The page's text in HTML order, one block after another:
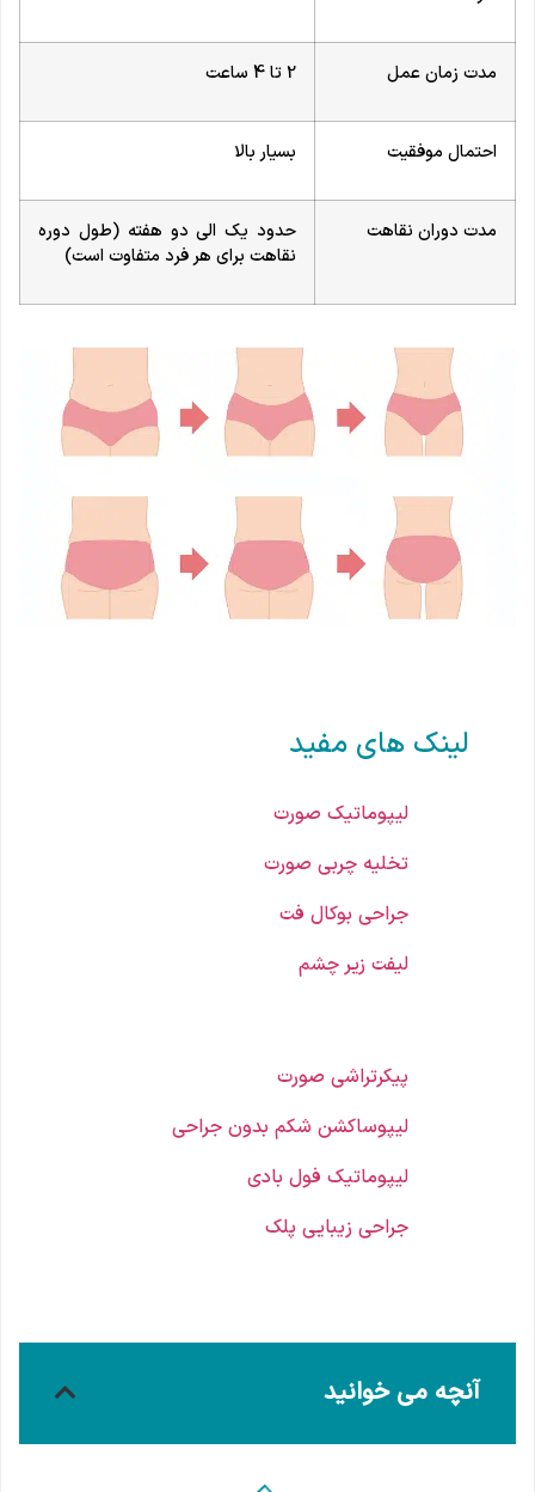
مدت زمان عمل 2 تا 4 ساعت
احتمال موفقیت بسیار بالا
مدت دوران نقاهت
حدود یک الی دو هفته (طول دوره
نقاهت برای هر فرد متفاوت است)
لینک های مفید
لیپوماتیک صورت
تخلیه چربی صورت
جراحی بوکال فت
لیفت زیر چشم
پیکرتراشی صورت
لیپوساکشن شکم بدون جراحی
لیپوماتیک فول بادی
جراحی زیبایی پلک
آنچه می خوانید